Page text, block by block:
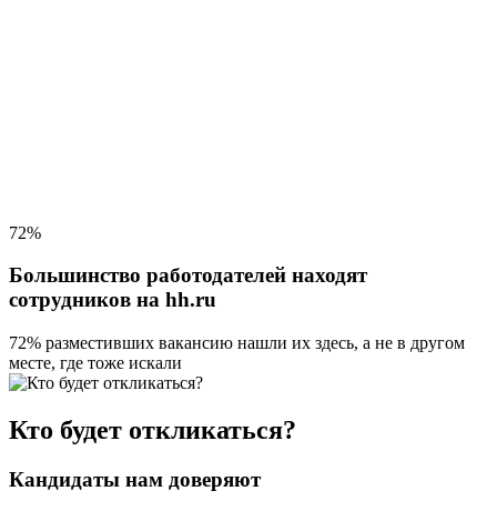
72%
Большинство работодателей находят
сотрудников на hh.ru
72% разместивших вакансию нашли их здесь, а не в другом
месте, где тоже искали
Кто будет откликаться?
Кандидаты нам доверяют